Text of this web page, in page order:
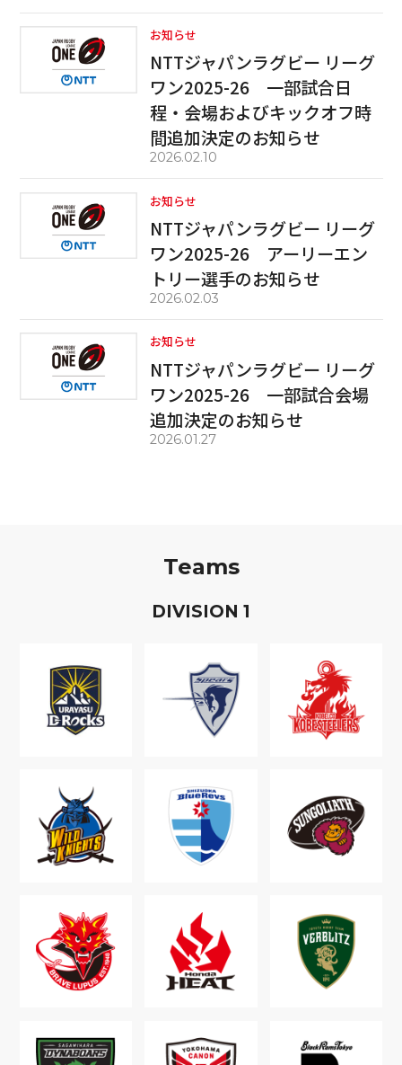
お知らせ
NTTジャパンラグビー リーグ
ワン2025-26 一部試合日
程・会場およびキックオフ時
間追加決定のお知らせ
2026.02.10
お知らせ
NTTジャパンラグビー リーグ
ワン2025-26 アーリーエン
トリー選手のお知らせ
2026.02.03
お知らせ
NTTジャパンラグビー リーグ
ワン2025-26 一部試合会場
追加決定のお知らせ
2026.01.27
Teams
DIVISION 1